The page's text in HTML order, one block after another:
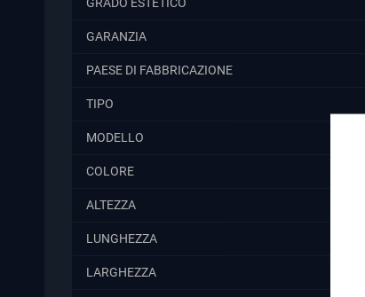
GARANZIA
PAESE DI FABBRICAZIONE
TIPO
MODELLO
COLORE
ALTEZZA
LUNGHEZZA
LARGHEZZA